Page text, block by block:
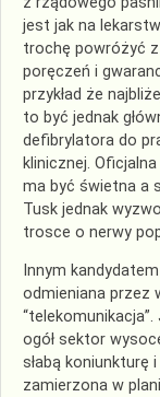
jest jak na
trochę powróżyć
poręczeń i
przykład że
to być jednak
defibrylatora do
klinicznej.
ma być świetna a
Tusk jednak
trosce o nerwy
Innym
odmieniana przez
ogół sektor
słabą koniunkturę
zamierzona w